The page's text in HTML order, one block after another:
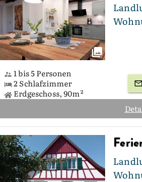
1 bis 5 Personen
2 Schlafzimmer
Erdgeschoss, 90m²